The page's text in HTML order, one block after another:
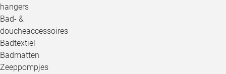
hangers
Bad- &
doucheaccessoires
Badtextiel
Badmatten
Zeeppompjes